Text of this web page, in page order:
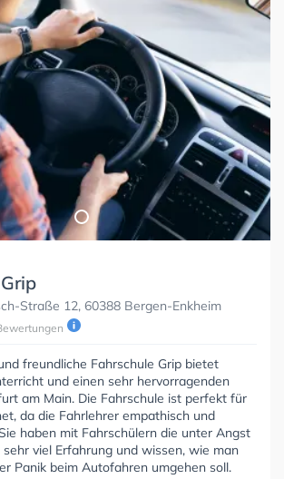
Straße 12, 60388 Bergen-Enkheim
freundliche Fahrschule Grip bietet
und einen sehr hervorragenden
am Main. Die Fahrschule ist perfekt für
da die Fahrlehrer empathisch und
haben mit Fahrschülern die unter Angst
sehr viel Erfahrung und wissen, wie man
Panik beim Autofahren umgehen soll.